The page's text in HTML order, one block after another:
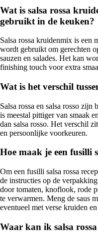
Wat is salsa rossa
gebruikt in de keuken?
Salsa rossa kruidenmix is een
wordt gebruikt om gerechten
sauzen en salades. Het kan
finishing touch voor extra
Wat is het verschil
Salsa rossa en salsa rosso zijn
is meestal pittiger van smaak
dan salsa rosso. Het verschil
en persoonlijke voorkeuren.
Hoe maak je een fusilli
Om een fusilli salsa rossa
de instructies op de
door tomaten, knoflook, rode
te verwarmen. Meng de saus
eventueel met verse kruiden en
Waar kan ik salsa